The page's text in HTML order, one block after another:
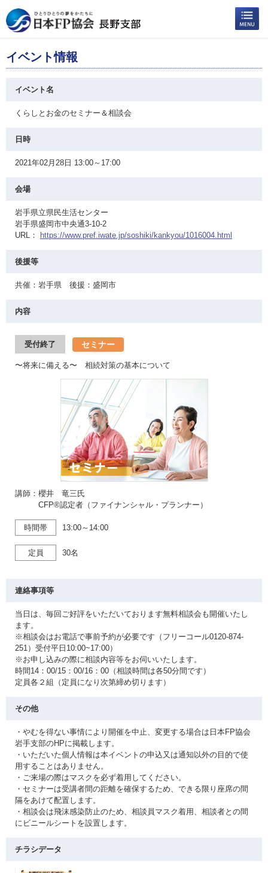
イベント情報
イベント名
くらしとお金のセミナー＆相談会
日時
2021年02月28日 13:00～17:00
会場
岩手県立県民生活センター
岩手県盛岡市中央通3-10-2
URL：
https://www.pref.iwate.jp/soshiki/kankyou/1016004.html
後援等
共催：岩手県 後援：盛岡市
内容
受付終了 セミナー
〜将来に備える〜 相続対策の基本について
講師：櫻井 竜三氏
CFP®認定者（ファイナンシャル・プランナー）
時間帯 13:00～14:00
定員 30名
連絡事項等
当日は、毎回ご好評をいただいております無料相談会も開催いたし
ます。
※相談会はお電話で事前予約が必要です（フリーコール0120-874-
251）受付平日10:00~17:00）
※お申し込みの際に相談内容等をお伺いいたします。
時間14：00/15：00/16：00（相談時間は各50分間です）
定員各２組（定員になり次第締め切ります）
その他
・やむを得ない事情により開催を中止、変更する場合は日本FP協会
岩手支部のHPに掲載します。
・いただいた個人情報は本イベントの申込又は通知以外の目的で使
用することはありません。
・ご来場の際はマスクを必ず着用してください。
・セミナーは受講者間の距離を確保するため、できる限り座席の間
隔をあけて配置します。
・相談会は飛沫感染防止のため、相談員マスク着用、相談者との間
にビニールシートを設置します。
チラシデータ